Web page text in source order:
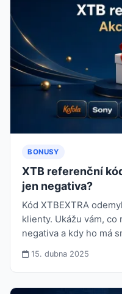
BONUSY
XTB referenční
jen negativa?
Kód XTBEXTRA
klienty. Ukážu vám, co
negativa a kdy ho má
15. dubna 2025